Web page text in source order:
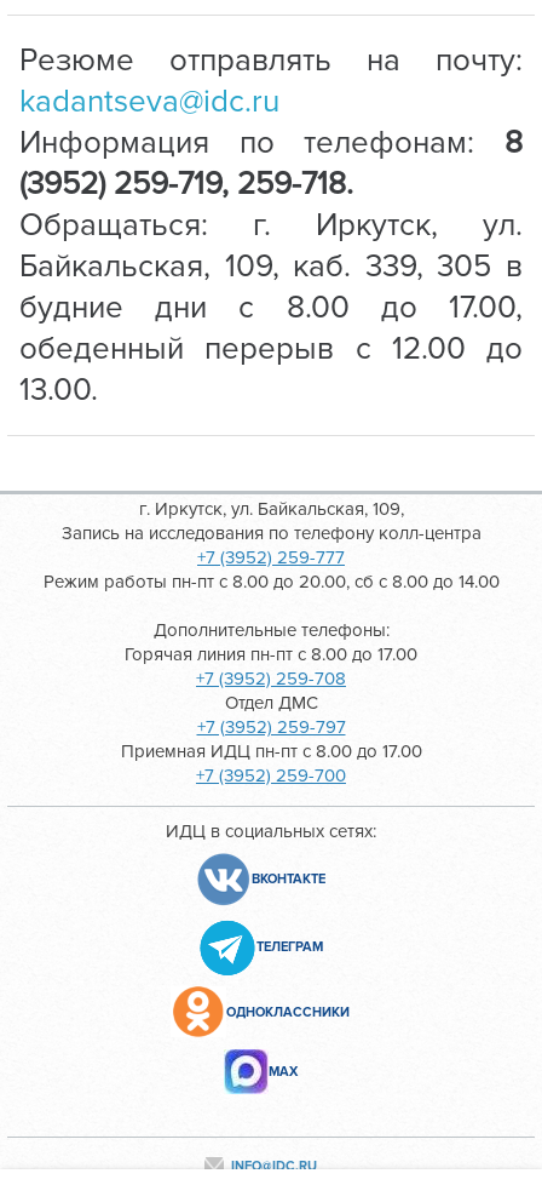
Резюме отправлять на почту:
kadantseva@idc.ru
Информация по телефонам: 8
(3952) 259-719, 259-718.
Обращаться: г. Иркутск, ул.
Байкальская, 109, каб. 339, 305 в
будние дни с 8.00 до 17.00,
обеденный перерыв с 12.00 до
13.00.
г. Иркутск, ул. Байкальская, 109,
Запись на исследования по телефону колл-центра
+7 (3952) 259-777
Режим работы пн-пт с 8.00 до 20.00, сб с 8.00 до 14.00
Дополнительные телефоны:
Горячая линия пн-пт с 8.00 до 17.00
+7 (3952) 259-708
Отдел ДМС
+7 (3952) 259-797
Приемная ИДЦ пн-пт с 8.00 до 17.00
+7 (3952) 259-700
ИДЦ в социальных сетях:
ВКОНТАКТЕ
ТЕЛЕГРАМ
ОДНОКЛАССНИКИ
МАХ
INFO@IDC.RU